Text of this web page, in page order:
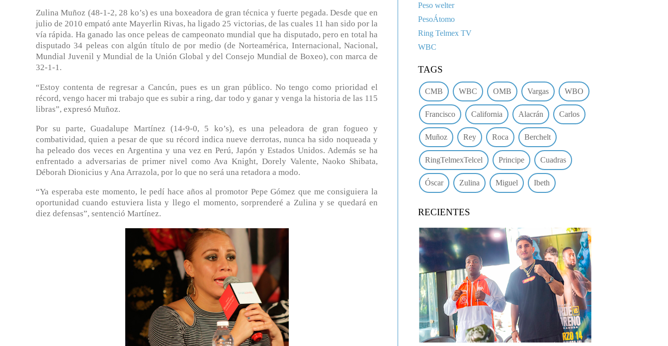
Zulina Muñoz (48-1-2, 28 ko’s) es una boxeadora de gran técnica y fuerte pegada. Desde que en
julio de 2010 empató ante Mayerlin Rivas, ha ligado 25 victorias, de las cuales 11 han sido por la
vía rápida. Ha ganado las once peleas de campeonato mundial que ha disputado, pero en total ha
disputado 34 peleas con algún título de por medio (de Norteamérica, Internacional, Nacional,
Mundial Juvenil y Mundial de la Unión Global y del Consejo Mundial de Boxeo), con marca de
32-1-1.
“Estoy contenta de regresar a Cancún, pues es un gran público. No tengo como prioridad el
récord, vengo hacer mi trabajo que es subir a ring, dar todo y ganar y venga la historia de las 115
libras”, expresó Muñoz.
Por su parte, Guadalupe Martínez (14-9-0, 5 ko’s), es una peleadora de gran fogueo y
combatividad, quien a pesar de que su récord indica nueve derrotas, nunca ha sido noqueada y
ha peleado dos veces en Argentina y una vez en Perú, Japón y Estados Unidos. Además se ha
enfrentado a adversarias de primer nivel como Ava Knight, Dorely Valente, Naoko Shibata,
Déborah Dionicius y Ana Arrazola, por lo que no será una retadora a modo.
“Ya esperaba este momento, le pedí hace años al promotor Pepe Gómez que me consiguiera la
oportunidad cuando estuviera lista y llego el momento, sorprenderé a Zulina y se quedará en
diez defensas”, sentenció Martínez.
Peso welter
PesoÁtomo
Ring Telmex TV
WBC
TAGS
CMB WBC OMB Vargas WBO
Francisco California Alacrán Carlos
Muñoz Rey Roca Berchelt
RingTelmexTelcel Principe Cuadras
Óscar Zulina Miguel Ibeth
RECIENTES